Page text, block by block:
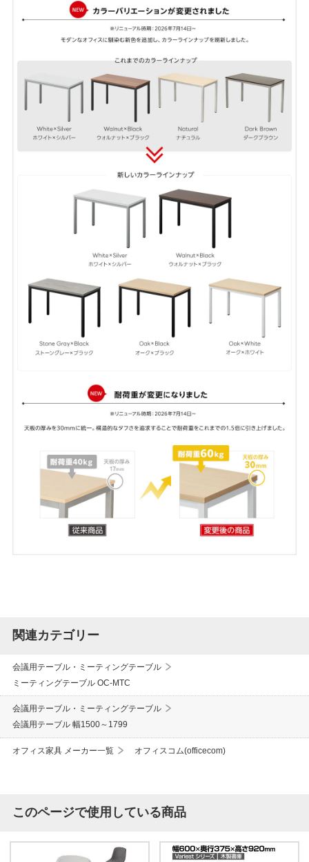
関連カテゴリー
会議用テーブル・ミーティングテーブル
ミーティングテーブル OC-MTC
会議用テーブル・ミーティングテーブル
会議用テーブル 幅1500～1799
オフィス家具 メーカー一覧 オフィスコム(officecom)
このページで使用している商品